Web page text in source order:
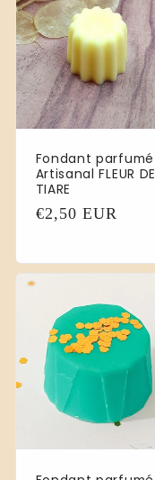
Fondant parfumé
Artisanal FLEUR DE
TIARE
Prix
€2,50 EUR